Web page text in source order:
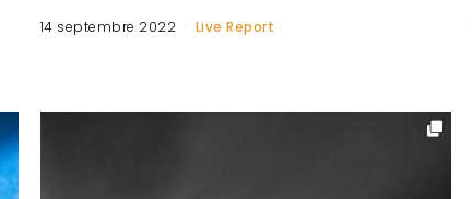
14 septembre 2022 Live Report